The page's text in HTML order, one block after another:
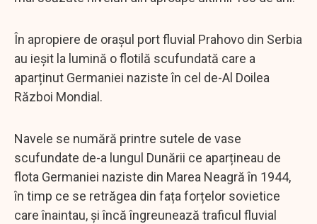
În apropiere de orașul port fluvial Prahovo din Serbia
au ieșit la lumină o flotilă scufundată care a
aparținut Germaniei naziste în cel de-Al Doilea
Război Mondial.
Navele se numără printre sutele de vase
scufundate de-a lungul Dunării ce aparțineau de
flota Germaniei naziste din Marea Neagră în 1944,
în timp ce se retrăgea din fața forțelor sovietice
care înaintau, și încă îngreunează traficul fluvial